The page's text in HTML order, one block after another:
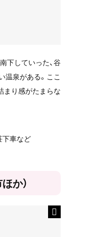
下していった、谷
温泉がある。ここ
まり感がたまらな
下車など
か）